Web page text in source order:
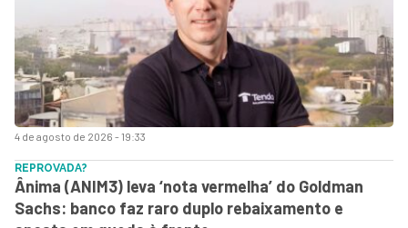
4 de agosto de 2026 - 19:33
REPROVADA?
Ânima (ANIM3) leva ‘nota vermelha’ do Goldman
Sachs: banco faz raro duplo rebaixamento e